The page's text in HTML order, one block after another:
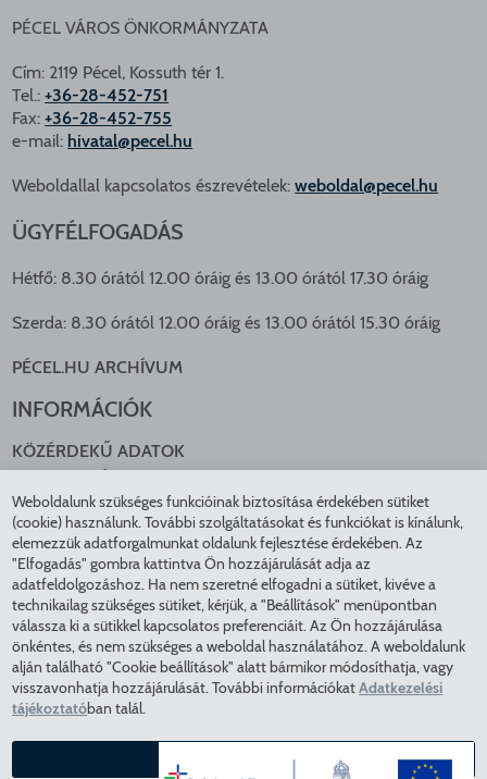
PÉCEL VÁROS ÖNKORMÁNYZATA
Cím: 2119 Pécel, Kossuth tér 1.
Tel.:+36-28-452-751
Fax:+36-28-452-755
e-mail: hivatal@pecel.hu
Weboldallal kapcsolatos észrevételek:weboldal@pecel.hu
ÜGYFÉLFOGADÁS
Hétfő: 8.30 órától 12.00 óráig és 13.00 órától 17.30 óráig
Szerda: 8.30 órától 12.00 óráig és 13.00 órától 15.30 óráig
PÉCEL.HU ARCHÍVUM
INFORMÁCIÓK
KÖZÉRDEKŰ ADATOK
KÖZLEKEDÉS
ADATKEZELÉS
ÁTLÁTHATÓ ÖNKORMÁNYZAT
COOKIE BEÁLLÍTÁSOK
INTÉZMÉNYEK
EGÉSZSÉGÜGY
KÖZMŰSZOLGÁLTATÓK
RENDVÉDELEM
VÁROSÜZEMELTETÉS
Weboldalunk szükséges funkcióinak biztosítása érdekében sütiket
(cookie) használunk. További szolgáltatásokat és funkciókat is kínálunk,
elemezzük adatforgalmunkat oldalunk fejlesztése érdekében. Az
"Elfogadás" gombra kattintva Ön hozzájárulását adja az
adatfeldolgozáshoz. Ha nem szeretné elfogadni a sütiket, kivéve a
technikailag szükséges sütiket, kérjük, a "Beállítások" menüpontban
válassza ki a sütikkel kapcsolatos preferenciáit. Az Ön hozzájárulása
önkéntes, és nem szükséges a weboldal használatához. A weboldalunk
alján található "Cookie beállítások" alatt bármikor módosíthatja, vagy
visszavonhatja hozzájárulását. További információkatAdatkezelési
tájékoztatóban talál.